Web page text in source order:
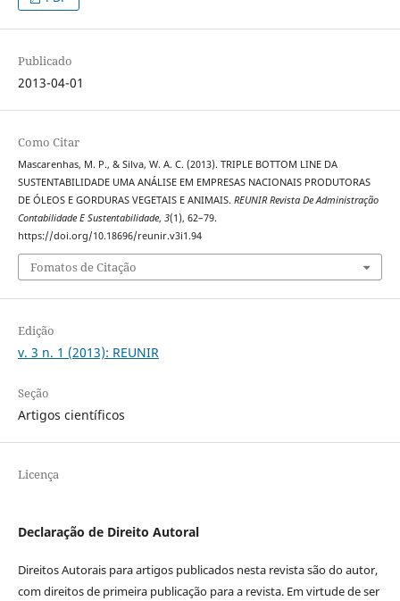
Publicado
2013-04-01
Como Citar
Mascarenhas, M. P., & Silva, W. A. C. (2013). TRIPLE BOTTOM LINE DA
SUSTENTABILIDADE UMA ANÁLISE EM EMPRESAS NACIONAIS PRODUTORAS
DE ÓLEOS E GORDURAS VEGETAIS E ANIMAIS. REUNIR Revista De Administração
Contabilidade E Sustentabilidade, 3(1), 62–79.
https://doi.org/10.18696/reunir.v3i1.94
Fomatos de Citação
Edição
v. 3 n. 1 (2013): REUNIR
Seção
Artigos científicos
Licença
Declaração de Direito Autoral
Direitos Autorais para artigos publicados nesta revista são do autor,
com direitos de primeira publicação para a revista. Em virtude de ser